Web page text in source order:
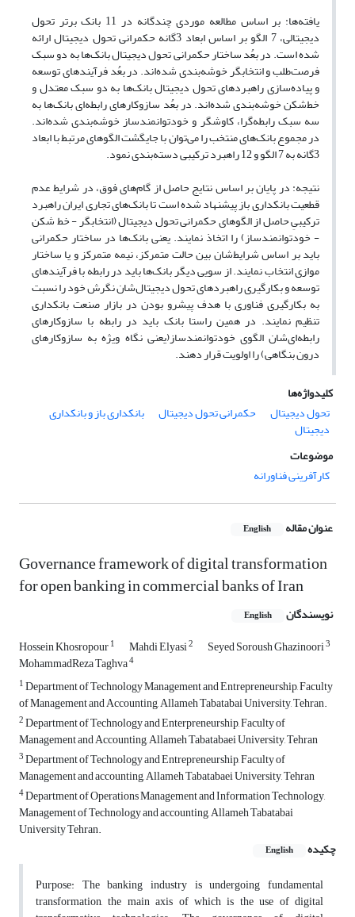
یافته‌ها: بر اساس مطالعه موردی چندگانه در 11 بانک برتر تحول
دیجیتالی، 7 الگو بر اساس ابعاد 3گانه حکمرانی تحول دیجیتال ارائه
شده‌ است. در بعُد ساختار حکمرانی تحول دیجیتال بانک‌ها به دو سبک
فرصت‌طلب و انتخابگر خوشه‌بندی شده‌اند. در بعُد فرآیندهای توسعه
و پیاده‌سازی راهبرد‌های تحول دیجیتال بانک‌ها به دو سبک معتدل و
خط‌شکن خوشه‌بندی شده‌اند. در بعُد سازوکارهای رابطه‌ای بانک‌ها به
سه سبک رابطه‌گرا، کاوشگر و خودتوانمندساز خوشه‌بندی شده‌اند.
در مجموع بانک‌های منتخب را می‌توان با جایگشت الگوهای مرتبط با ابعاد
3گانه به 7 الگو و 12 راهبرد ترکیبی دسته‌بندی نمود.
نتیجه: در پایان بر اساس نتایج حاصل از گام‌های فوق، در شرایط عدم
قطعیت بانکداری باز پیشنهاد شده است تا بانک‌های تجاری ایران راهبرد
ترکیبیِ حاصل از الگوهای حکمرانی تحول دیجیتال (انتخابگر - خط شکن
- خودتوانمندساز) را اتخاذ نمایند. یعنی بانک‌ها در ساختار حکمرانی
باید بر اساس شرایط‌شان بین حالت متمرکز، نیمه متمرکز و یا ساختار
موازی انتخاب نمایند. از سویی دیگر بانک‌ها باید در رابطه با فرآیندهای
توسعه و بکارگیری راهبرد‌های تحول دیجیتال‌شان نگرش خود را نسبت
به بکارگیری فناوری با هدف پیشرو بودن در بازار صنعت بانکداری
تنظیم نمایند. در همین راستا بانک باید در رابطه با سازوکارهای
رابطه‌ای‌شان الگوی خود‌توانمندساز(یعنی نگاه ویژه به سازوکارهای
درون بنگاهی) را اولویت قرار دهند.
کلیدواژه‌ها
تحول دیجیتال
حکمرانی تحول دیجیتال بانکداری باز و بانکداری
دیجیتال
موضوعات
کارآفرینی فناورانه
عنوان مقاله English
Governance framework of digital transformation
for open banking in commercial banks of Iran
نویسندگان English
Hossein Khosropour1 Mahdi Elyasi2 Seyed Soroush Ghazinoori3
MohammadReza Taghva4
1Department of Technology Management and Entrepreneurship, Faculty
of Management and Accounting, Allameh Tabatabai University, Tehran.
2Department of Technology and Enterpreneurship, Faculty of
Management and Accounting, Allameh Tabatabaei University, Tehran
3Department of Technology and Entrepreneurship, Faculty of
Management and accounting, Allameh Tabatabaei University, Tehran
4Department of Operations Management and Information Technology,
Management of Technology and accounting, Allameh Tabatabai
University Tehran.
چکیده
English
Purpose: The banking industry is undergoing fundamental
transformation, the main axis of which is the use of digital